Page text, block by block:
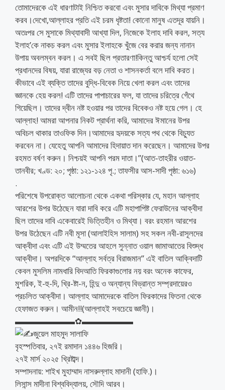
তোমাদেরকে এই ধারণাটাই নিশ্চিত করবো এবং মুসার দাবিকে মিথ্যা প্রমাণ
করব।দেখো,আল্লাহর প্রতি এই চরম ধৃষ্টতা! কোনো মানুষ এতদূর যায়নি।
অতঃপর সে মুসাকে মিথ্যাবাদী আখ্যা দিল, নিজেকে ইলাহ দাবি করল, সত্য
ইলাহ’কে নাকচ করল এবং মুসার ইলাহকে খুঁজে বের করার জন্য নানান
উপায় অবলম্বন করল। এ সবই ছিল প্রতারণা!কিন্তু আশ্চর্য হলো সেই
প্রধানদের বিষয়, যারা রাজ্যের বড় নেতা ও শাসনকর্তা বলে দাবি করত।
কীভাবে এই ব্যক্তি তাদের বুদ্ধি-বিবেক নিয়ে খেলা করল এবং তাদের
জ্ঞানকে হেয় করল! এটি তাদের পাপাচারের ফল, যা তাদের চরিত্রে গেঁথে
গিয়েছিল। তাদের দ্বীন নষ্ট হওয়ার পর তাদের বিবেকও নষ্ট হয়ে গেল। হে
আল্লাহ! আমরা আপনার নিকট প্রার্থনা করি, আমাদের ঈমানের উপর
অবিচল থাকার তাওফিক দিন।আমাদের হৃদয়কে সত্য পথ থেকে বিচ্যুত
করবেন না। যেহেতু আপনি আমাদের হিদায়াত দান করেছেন। আমাদের উপর
রহমত বর্ষণ করুন। নিশ্চয়ই আপনি পরম দাতা।”(আত-তাহরীর ওয়াত-
তানবীর; খণ্ড: ২০; পৃষ্ঠা: ১২১-১২৪ পৃ.; তাফসীর আস-সাদী পৃষ্ঠা: ৬১৬)
.
পরিশেষে উপরোক্ত আলোচনা থেকে একথা পরিস্কার যে, মহান আল্লাহ
আরশের উপর উঠেছেন যারা দাবি করে এটি মহাপাপিষ্ট ফেরাউনের আক্বীদা
ছিল তাদের দাবি একেবারেই ভিত্তিহীন ও মিথ্যা। বরং রহমান আরশের
উপর উঠেছেন এটি নবী মূসা (আলাইহিস সালাম) সহ সকল নবী-রাসূলদের
আক্বীদা এবং এটি এই উম্মতের আহলে সুন্নাত ওয়াল জামাআতের বিশুদ্ধ
আক্বীদা। অপরদিকে “আল্লাহ সর্বত্র বিরাজমান” এই বাতিল আক্বিদাটি
কেবল মুসলিম নামধারি বিদআতি ফিরকাগুলোর নয় বরং অনেক কাফের,
মুশরিক, ই-হু-দি, খ্রি-ষ্টা-ন, হিন্দু ও অন্যান্য বিভ্রান্ত সম্প্রদায়েরও
প্রচলিত আক্বীদা। আল্লাহ আমাদেরকে বাতিল ফিরকাদের ফিতনা থেকে
হেফাজত করুন। আমীন!!(আল্লাহই সবচেয়ে জ্ঞানী)।
▬▬▬▬▬▬▬✿▬▬▬▬▬▬
জুয়েল মাহমুদ সালাফি
বৃহস্পতিবার, ২৭ই রমাদান ১৪৪৬ হিজরি।
২৭ই মার্স ২০২৫ খ্রিষ্টাব্দ।
সম্পাদনায়: শাইখ মুহাম্মাদ নাসরুল্লাহ মাদানী (হাফি.)।
লিসান্স মাদীনা বিশ্ববিদ্যালয়, সৌদি আরব।